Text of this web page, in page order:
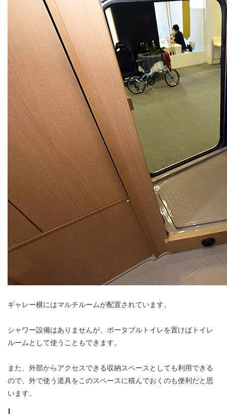
ギャレー横にはマルチルームが配置されています。
シャワー設備はありませんが、ポータブルトイレを置けばトイレ
ルームとして使うこともできます。
また、外部からアクセスできる収納スペースとしても利用できる
ので、外で使う道具をこのスペースに積んでおくのも便利だと思
います。